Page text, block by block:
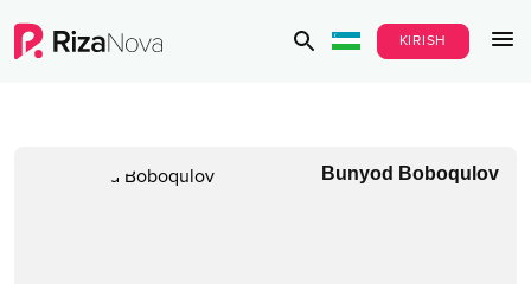
KIRISH
Bunyod Boboqulov